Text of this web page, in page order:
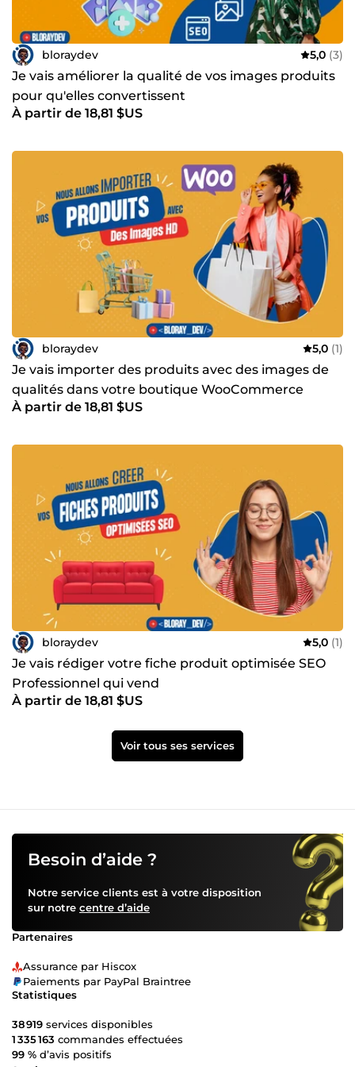
bloraydev 5,0 (3)
Je vais améliorer la qualité de vos images produits
pour qu'elles convertissent
À partir de 18,81 $US
bloraydev 5,0 (1)
Je vais importer des produits avec des images de
qualités dans votre boutique WooCommerce
À partir de 18,81 $US
bloraydev 5,0 (1)
Je vais rédiger votre fiche produit optimisée SEO
Professionnel qui vend
À partir de 18,81 $US
Voir tous ses services
Besoin d’aide ?
Notre service clients est à votre disposition
sur notre centre d’aide
Partenaires
Assurance par Hiscox
Paiements par PayPal Braintree
Statistiques
38 919 services disponibles
1 335 163 commandes effectuées
99 % d’avis positifs